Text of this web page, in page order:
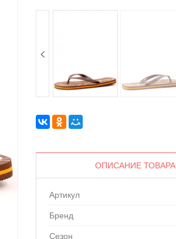
ОПИСАНИЕ ТОВАРА
Артикул
Бренд
Сезон